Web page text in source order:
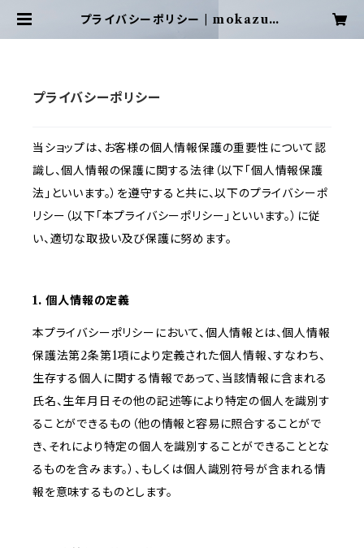
プライバシーポリシー | mokazuta
プライバシーポリシー
当ショップは、お客様の個人情報保護の重要性について認
識し、個人情報の保護に関する法律（以下「個人情報保護
法」といいます。）を遵守すると共に、以下のプライバシーポ
リシー（以下「本プライバシーポリシー」といいます。）に従
い、適切な取扱い及び保護に努めます。
1. 個人情報の定義
本プライバシーポリシーにおいて、個人情報とは、個人情報
保護法第2条第1項により定義された個人情報、すなわち、
生存する個人に関する情報であって、当該情報に含まれる
氏名、生年月日その他の記述等により特定の個人を識別す
ることができるもの（他の情報と容易に照合することがで
き、それにより特定の個人を識別することができることとな
るものを含みます。）、もしくは個人識別符号が含まれる情
報を意味するものとします。